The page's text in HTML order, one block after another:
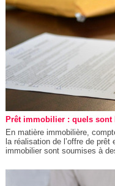
Prêt immobilier : quels sont
En matière immobilière,
la réalisation de l’offre de prêt
immobilier sont soumises à